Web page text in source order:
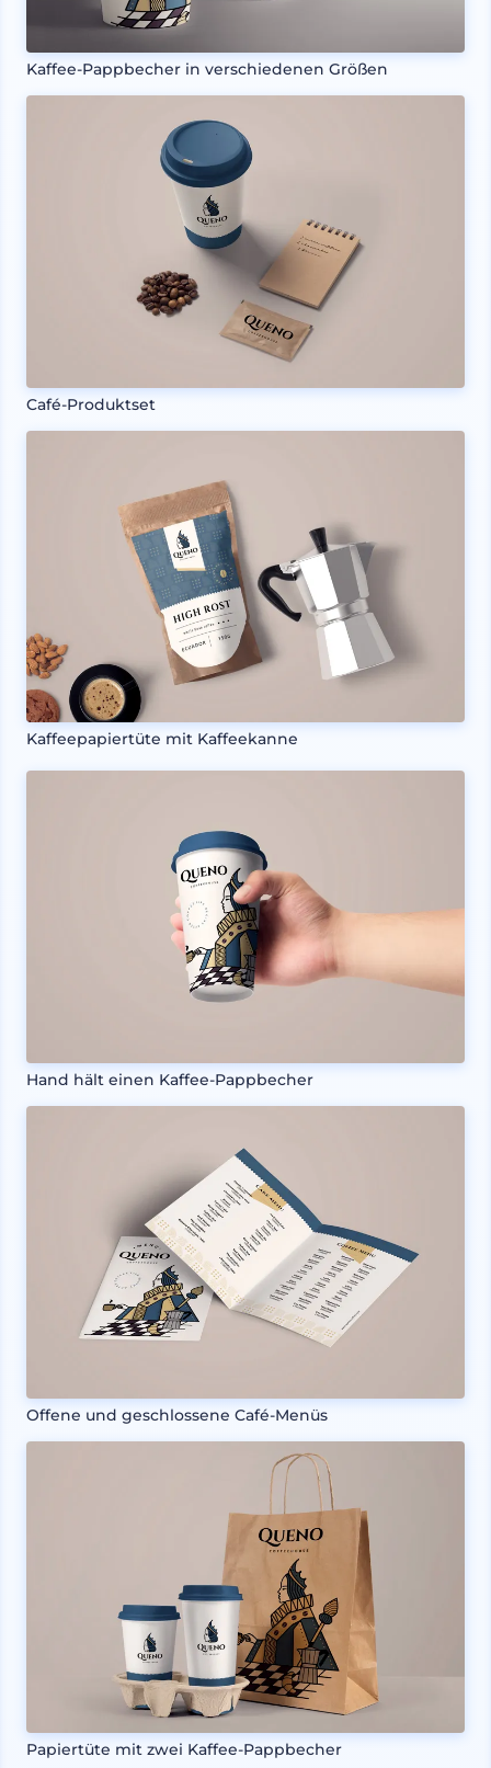
Kaffee-Pappbecher in verschiedenen Größen
Café-Produktset
Kaffeepapiertüte mit Kaffeekanne
Hand hält einen Kaffee-Pappbecher
Offene und geschlossene Café-Menüs
Papiertüte mit zwei Kaffee-Pappbecher